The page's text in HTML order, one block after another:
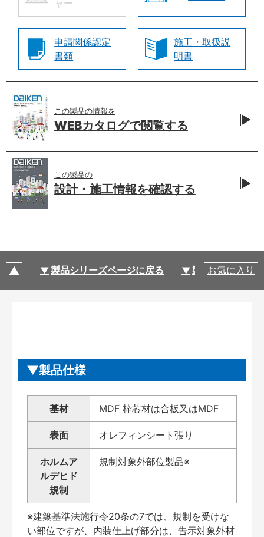
ャー
申請関係認定
書類
施工・取扱説
明書
この製品の情報を
WEBカタログで閲覧する
この製品の
設計・施工情報を確認する
製品シリーズページに戻る 製品仕様
お気に入り
製品仕様
基材 MDF 枠芯材は合板又はMDF
表面 オレフィンシート張り
ホルムア
ルデヒド
規制
規制対象外部位製品※
※建築基準法施行令20条の7では、規制を受けな
い部位ですが、内装仕上げ部分は、告示対象外材